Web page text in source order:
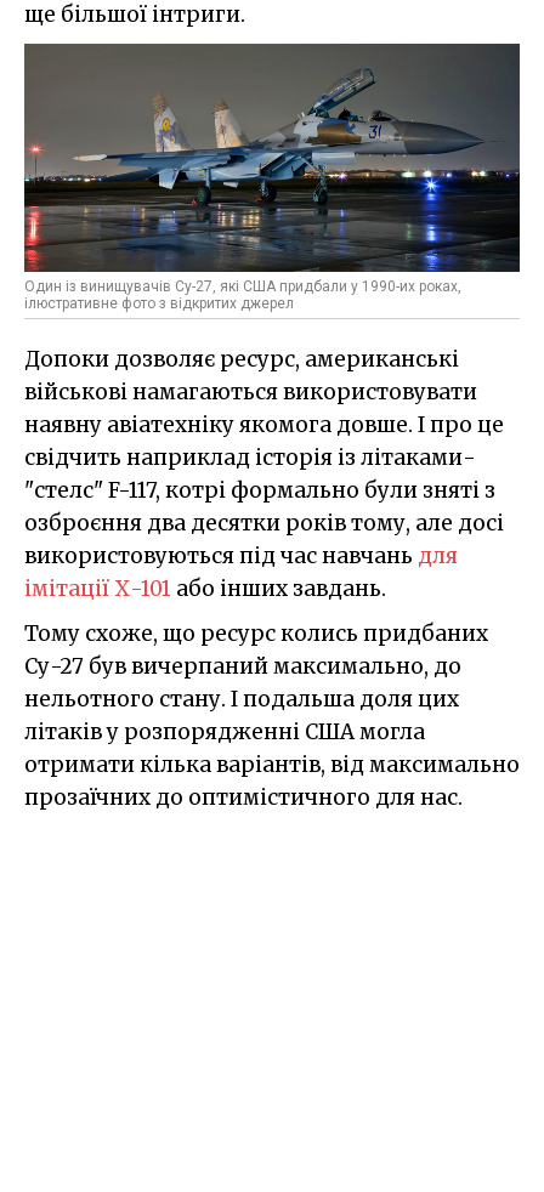
ще більшої інтриги.
Один із винищувачів Су-27, які США придбали у 1990-их роках,
ілюстративне фото з відкритих джерел
Допоки дозволяє ресурс, американські
військові намагаються використовувати
наявну авіатехніку якомога довше. І про це
свідчить наприклад історія із літаками-
"стелс" F-117, котрі формально були зняті з
озброєння два десятки років тому, але досі
використовуються під час навчань для
імітації Х-101 або інших завдань.
Тому схоже, що ресурс колись придбаних
Су-27 був вичерпаний максимально, до
нельотного стану. І подальша доля цих
літаків у розпорядженні США могла
отримати кілька варіантів, від максимально
прозаїчних до оптимістичного для нас.